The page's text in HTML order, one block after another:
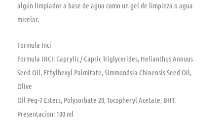
algún limpiador a base de agua como un gel de limpieza o agua
micelar.
Formula Inci
Formula INCI: Caprylic / Capric Triglycerides, Helianthus Annuus
Seed Oil, Ethylhexyl Palmitate, Simmondsia Chinensis Seed Oil,
Olive
Oil Peg-7 Esters, Polysorbate 20, Tocopheryl Acetate, BHT.
Presentacion: 100 ml